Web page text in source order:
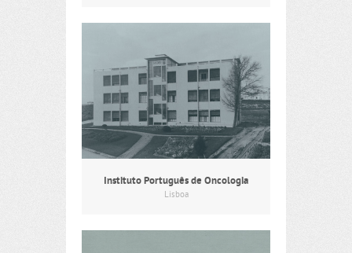
Instituto Português de Oncologia
Lisboa